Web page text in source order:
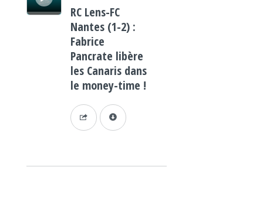
RC Lens-FC
Nantes (1-2) :
Fabrice
Pancrate libère
les Canaris dans
le money-time !